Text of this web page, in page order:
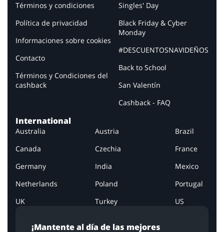
¡Mantente al día de las mejores
Términos y condiciones
Política de privacidad
Informaciones sobre cookies
Contacto
Términos y Condiciones del
cashback
Singles' Day
Black Friday & Cyber
Monday
#DESCUENTOSNAVIDEÑOS
Back to School
San Valentín
Cashback - FAQ
International
Australia Austria
Brazil
Canada
Czechia
France
Germany
India
Mexico
Netherlands
Poland
Portugal
UK
Turkey US